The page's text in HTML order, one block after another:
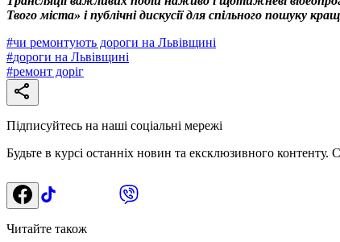
Твого міста» і публічні дискусії для спільного пошуку
#чи ремонтують дороги на Львівщині
#дороги на Львівщині
#ремонт доріг
Підписуйтесь на наші соціальні мережі
Будьте в курсі останніх новин та ексклюзивного контенту.
Читайте також